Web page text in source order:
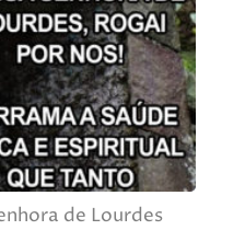
de Lourdes